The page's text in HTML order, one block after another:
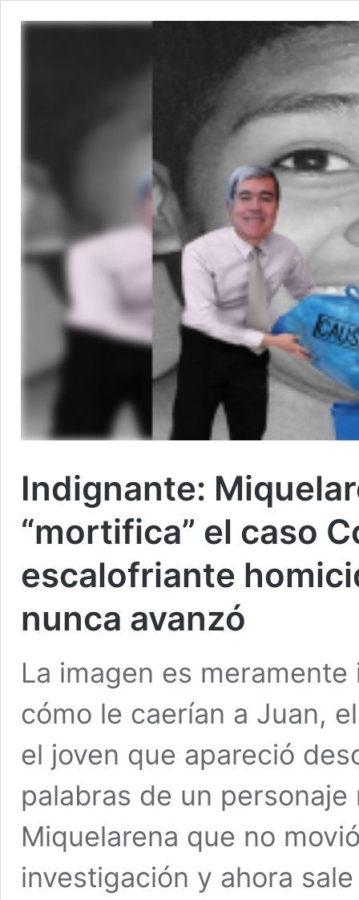
Indignante:
“mortifica” el caso
escalofriante
nunca avanzó
La imagen es
cómo le caerían a Juan,
el joven que apareció
palabras de un
Miquelarena que no
investigación y ahora